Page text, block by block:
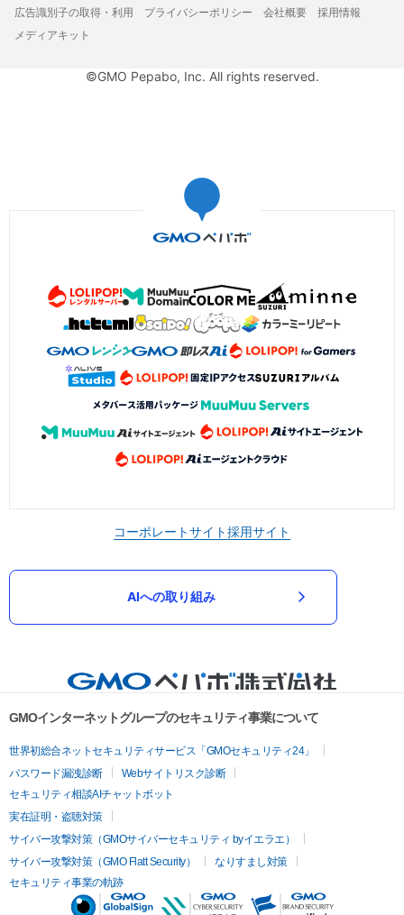
広告識別子の取得・利用
プライバシーポリシー 会社概要
採用情報
メディアキット
©GMO Pepabo, Inc. All rights reserved.
コーポレートサイト採用サイト
AIへの取り組み
GMOインターネットグループのセキュリティ事業について
世界初総合ネットセキュリティサービス「GMOセキュリティ24」
パスワード漏洩診断
Webサイトリスク診断
セキュリティ相談AIチャットボット
実在証明・盗聴対策
サイバー攻撃対策（GMOサイバーセキュリティ byイエラエ）
サイバー攻撃対策（GMO Flatt Security）
なりすまし対策
セキュリティ事業の軌跡